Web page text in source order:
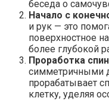
беседа о
Начало с
и рук — это
поверхностное
более глубокой
Проработка
симметричными
прорабатывает
клетку, уделяя